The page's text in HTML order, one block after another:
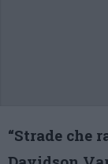
“Strade che